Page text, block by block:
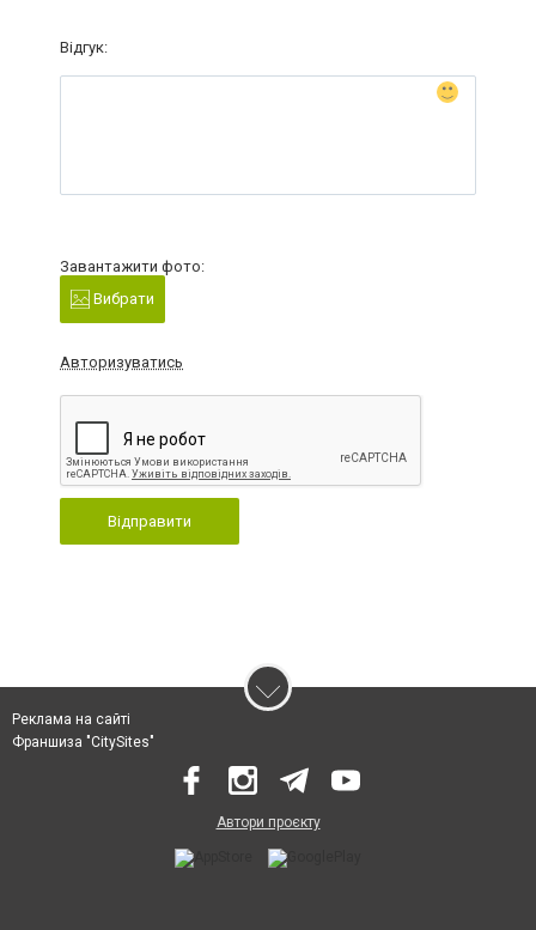
Відгук:
Завантажити фото:
Вибрати
Авторизуватись
Відправити
Реклама на сайті
Франшиза "CitySites"
Автори проєкту